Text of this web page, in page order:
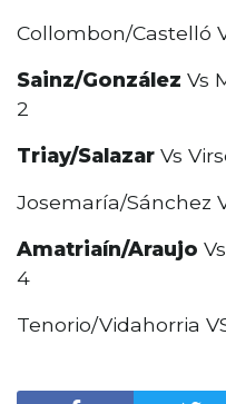
Collombon/Castelló
Sainz/González Vs
2
Triay/Salazar Vs
Josemaría/Sánchez
Amatriaín/Araujo
4
Tenorio/Vidahorria